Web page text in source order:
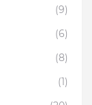
(9)
(6)
(8)
(1)